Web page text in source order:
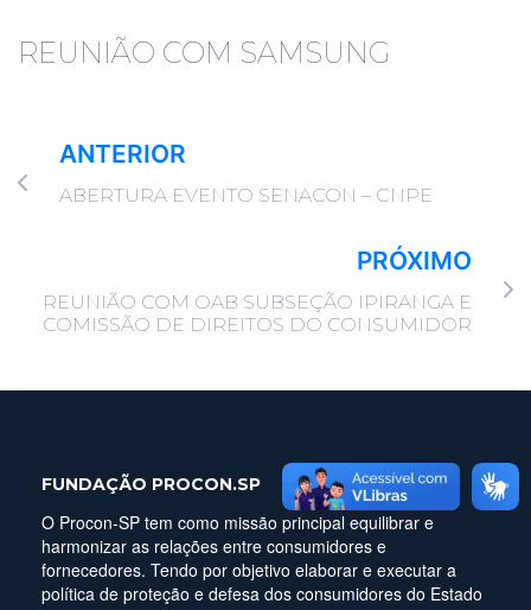
REUNIÃO COM SAMSUNG
ANTERIOR
ABERTURA EVENTO SENACON – CNPE
PRÓXIMO
REUNIÃO COM OAB SUBSEÇÃO IPIRANGA E
COMISSÃO DE DIREITOS DO CONSUMIDOR
FUNDAÇÃO PROCON.SP
O Procon-SP tem como missão principal equilibrar e
harmonizar as relações entre consumidores e
fornecedores. Tendo por objetivo elaborar e executar a
política de proteção e defesa dos consumidores do Estado